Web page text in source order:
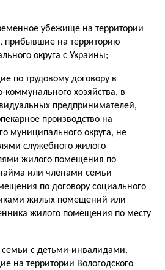
убежище на территории
прибывшие на территорию
округа с Украины;
по трудовому договору в
хозяйства, в
предпринимателей,
производство на
муниципального округа, не
служебного жилого
жилого помещения по
или членами семьи
по договору социального
жилых помещений или
жилого помещения по месту
с детьми-инвалидами,
на территории Вологодского